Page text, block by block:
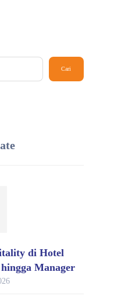
di Hotel
Manager